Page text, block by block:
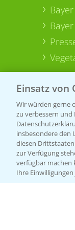
Einsatz von
Wir würden gerne
zu verbessern
insbesondere den
diesen
zur Verfügung
verfügbar machen
Ihre